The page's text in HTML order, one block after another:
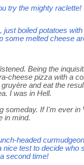
try the mighty raclette!
boiled potatoes
some melted cheese
Being the
cheese pizza with a
and eat the
I was in Hell.
someday. If I'm ever in
in mind.
headed
test to decide who
second time!